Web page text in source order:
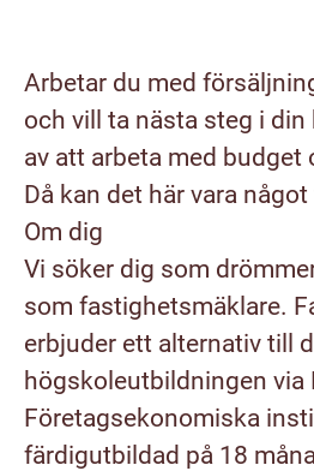
Arbetar du med
och vill ta nästa steg i din
av att arbeta med budget
Då kan det här vara
Om dig
Vi söker dig som
som fastighetsmäklare.
erbjuder ett alternativ till
högskoleutbildningen­ via
Företagsekonomiska
färdigutbildad på 18